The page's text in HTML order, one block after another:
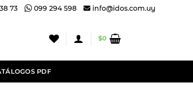
73 099 294 598 info@idos.com.uy
$0
PDF